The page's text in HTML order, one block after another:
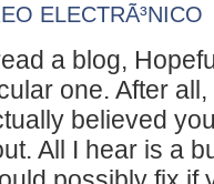
ELECTRÃ³NICO
a blog,
one. After
believed
All I hear is a